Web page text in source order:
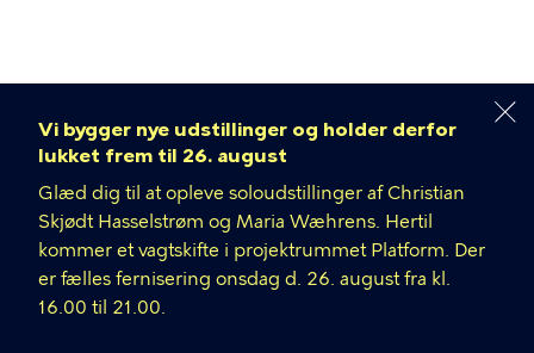
Vi bygger nye udstillinger og holder derfor
lukket frem til 26. august
Glæd dig til at opleve soloudstillinger af Christian
Skjødt Hasselstrøm og Maria Wæhrens. Hertil
kommer et vagtskifte i projektrummet Platform. Der
er fælles fernisering onsdag d. 26. august fra kl.
16.00 til 21.00.